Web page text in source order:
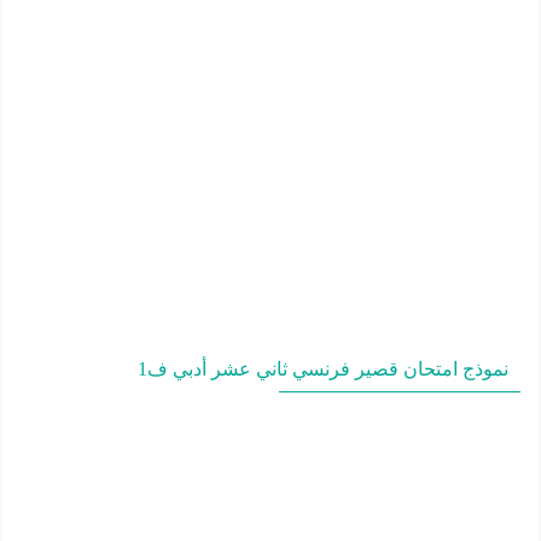
نموذج امتحان قصير فرنسي ثاني عشر أدبي ف1